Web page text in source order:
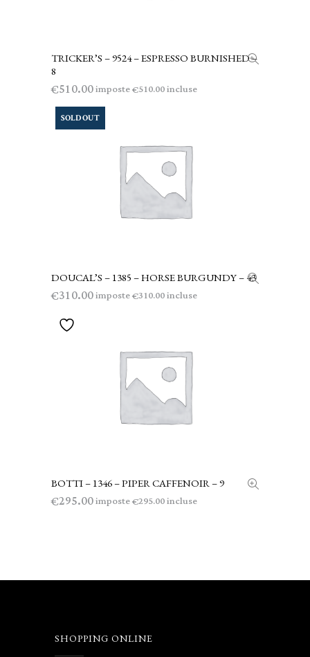
AGGIUNGI AL CARRELLO
TRICKER’S – 9524 – ESPRESSO BURNISHED –
8
€510.00imposte€510.00incluse
SOLD OUT
LEGGI TUTTO
DOUCAL’S – 1385 – HORSE BURGUNDY – 43
€310.00imposte€310.00incluse
AGGIUNGI AL CARRELLO
BOTTI – 1346 – PIPER CAFFENOIR – 9
€295.00imposte€295.00incluse
SHOPPING ONLINE